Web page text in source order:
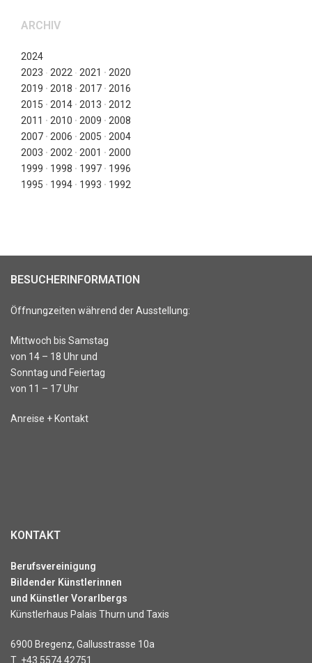
ARCHIV
2024
2023 ∙ 2022 ∙ 2021 ∙ 2020
2019 ∙ 2018 ∙ 2017 ∙ 2016
2015 ∙ 2014 ∙ 2013 ∙ 2012
2011 ∙ 2010 ∙ 2009 ∙ 2008
2007 ∙ 2006 ∙ 2005 ∙ 2004
2003 ∙ 2002 ∙ 2001 ∙ 2000
1999 ∙ 1998 ∙ 1997 ∙ 1996
1995 ∙ 1994 ∙ 1993 ∙ 1992
BESUCHERINFORMATION
Öffnungzeiten während der Ausstellung:
Mittwoch bis Samstag
von 14 – 18 Uhr und
Sonntag und Feiertag
von 11 – 17 Uhr
Anreise + Kontakt
KONTAKT
Berufsvereinigung
Bildender Künstlerinnen
und Künstler Vorarlbergs
Künstlerhaus Palais Thurn und Taxis
6900 Bregenz, Gallusstrasse 10a
T +43 5574 42751